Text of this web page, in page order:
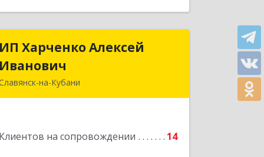
ИП Харченко Алексей
Иванович
на-Кубани
Клиентов на сопровождении 14
ИП Харченко Алексей
Подробнее